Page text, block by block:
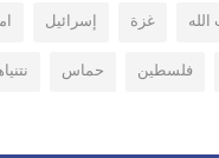
غزة إسرائيل
فلسطين حماس